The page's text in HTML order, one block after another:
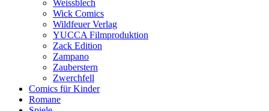
Weissblech
Wick Comics
Wildfeuer Verlag
YUCCA Filmproduktion
Zack Edition
Zampano
Zauberstern
Zwerchfell
Comics für Kinder
Romane